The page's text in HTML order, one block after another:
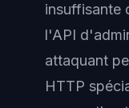
insuffisante
l'API
attaquant
HTTP